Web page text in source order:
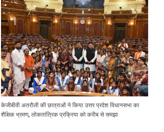
केजीबीवी अतरौली की छात्राओं ने किया उत्तर प्रदेश विधानसभा का
शैक्षिक भ्रमण, लोकतांत्रिक प्रक्रिया को करीब से समझा